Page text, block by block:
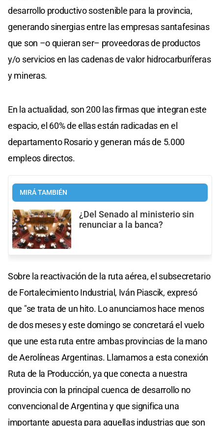
desarrollo productivo sostenible para la provincia,
generando sinergias entre las empresas santafesinas
que son –o quieran ser– proveedoras de productos
y/o servicios en las cadenas de valor hidrocarburíferas
y mineras.
En la actualidad, son 200 las firmas que integran este
espacio, el 60% de ellas están radicadas en el
departamento Rosario y generan más de 5.000
empleos directos.
MIRÁ TAMBIÉN
¿Del Senado al ministerio sin
renunciar a la banca?
Sobre la reactivación de la ruta aérea, el subsecretario
de Fortalecimiento Industrial, Iván Piascik, expresó
que "se trata de un hito. Lo anunciamos hace menos
de dos meses y este domingo se concretará el vuelo
que une esta ruta entre ambas provincias de la mano
de Aerolíneas Argentinas. Llamamos a esta conexión
Ruta de la Producción, ya que conecta a nuestra
provincia con la principal cuenca de desarrollo no
convencional de Argentina y que significa una
importante apuesta para aquellas industrias que son